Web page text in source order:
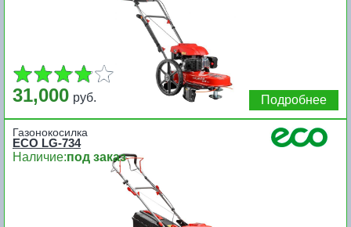
31,000 руб. Подробнее
Газонокосилка
ECO LG-734
Наличие:под заказ